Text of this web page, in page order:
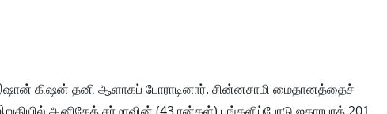
கிஷன் தனி ஆளாகப் போராடினார். சின்னசாமி மைதானத்தைச்